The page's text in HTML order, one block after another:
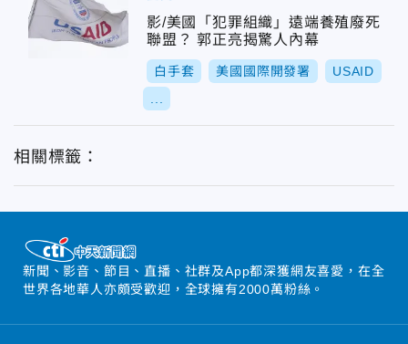
影/美國「犯罪組織」遠端養殖廢死
聯盟？ 郭正亮揭驚人內幕
白手套 美國國際開發署 USAID
相關標籤：
新聞、影音、節目、直播、社群及App都深獲網友喜愛，在全
世界各地華人亦頗受歡迎，全球擁有2000萬粉絲。